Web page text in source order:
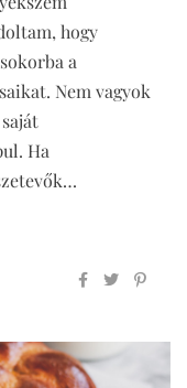
hogy
a
Nem vagyok
Ha